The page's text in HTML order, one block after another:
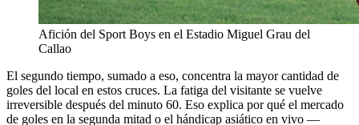
Afición del Sport Boys en el Estadio Miguel Grau del
Callao
El segundo tiempo, sumado a eso, concentra la mayor cantidad de
goles del local en estos cruces. La fatiga del visitante se vuelve
irreversible después del minuto 60. Eso explica por qué el mercado
de goles en la segunda mitad o el hándicap asiático en vivo —